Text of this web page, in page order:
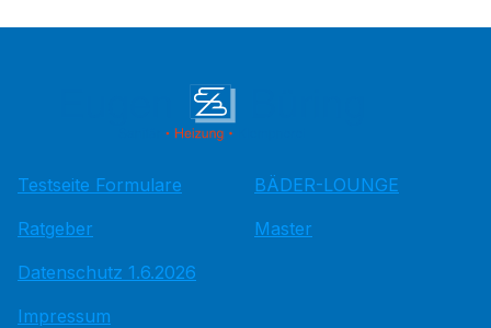
Testseite Formulare
Ratgeber
Datenschutz 1.6.2026
Impressum
BÄDER-LOUNGE
Master